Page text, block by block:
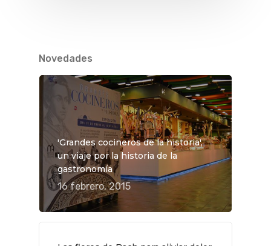
Novedades
'Grandes cocineros de la historia',
un viaje por la historia de la
gastronomía
16 febrero, 2015
QUÉ HACER